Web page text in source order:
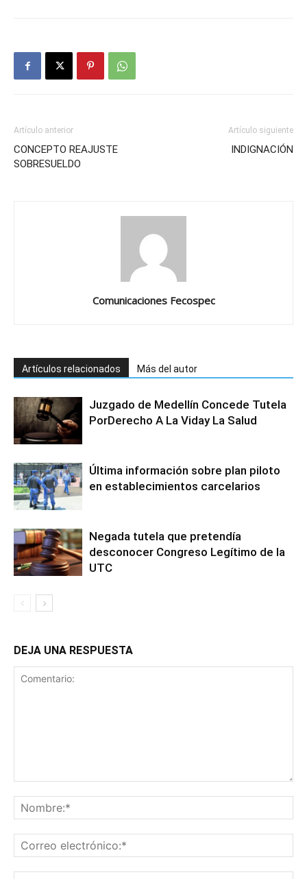
Artículo anterior
CONCEPTO REAJUSTE
SOBRESUELDO
Artículo siguiente
INDIGNACIÓN
Comunicaciones Fecospec
Artículos relacionados Más del autor
Juzgado de Medellín Concede Tutela
PorDerecho A La Viday La Salud
Última información sobre plan piloto
en establecimientos carcelarios
Negada tutela que pretendía
desconocer Congreso Legítimo de la
UTC
DEJA UNA RESPUESTA